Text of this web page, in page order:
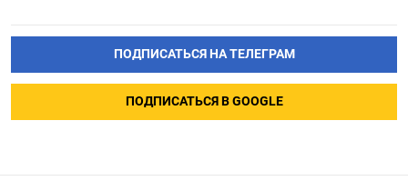
ПОДПИСАТЬСЯ НА ТЕЛЕГРАМ
ПОДПИСАТЬСЯ В GOOGLE